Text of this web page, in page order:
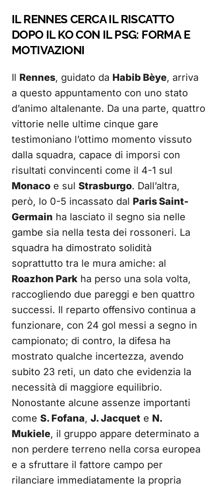
IL RENNES CERCA IL RISCATTO
DOPO IL KO CON IL PSG: FORMA E
MOTIVAZIONI
Il Rennes, guidato da Habib Bèye, arriva
a questo appuntamento con uno stato
d’animo altalenante. Da una parte, quattro
vittorie nelle ultime cinque gare
testimoniano l’ottimo momento vissuto
dalla squadra, capace di imporsi con
risultati convincenti come il 4-1 sul
Monaco e sul Strasburgo. Dall’altra,
però, lo 0-5 incassato dal Paris Saint-
Germain ha lasciato il segno sia nelle
gambe sia nella testa dei rossoneri. La
squadra ha dimostrato solidità
soprattutto tra le mura amiche: al
Roazhon Park ha perso una sola volta,
raccogliendo due pareggi e ben quattro
successi. Il reparto offensivo continua a
funzionare, con 24 gol messi a segno in
campionato; di contro, la difesa ha
mostrato qualche incertezza, avendo
subito 23 reti, un dato che evidenzia la
necessità di maggiore equilibrio.
Nonostante alcune assenze importanti
come S. Fofana, J. Jacquet e N.
Mukiele, il gruppo appare determinato a
non perdere terreno nella corsa europea
e a sfruttare il fattore campo per
rilanciare immediatamente la propria